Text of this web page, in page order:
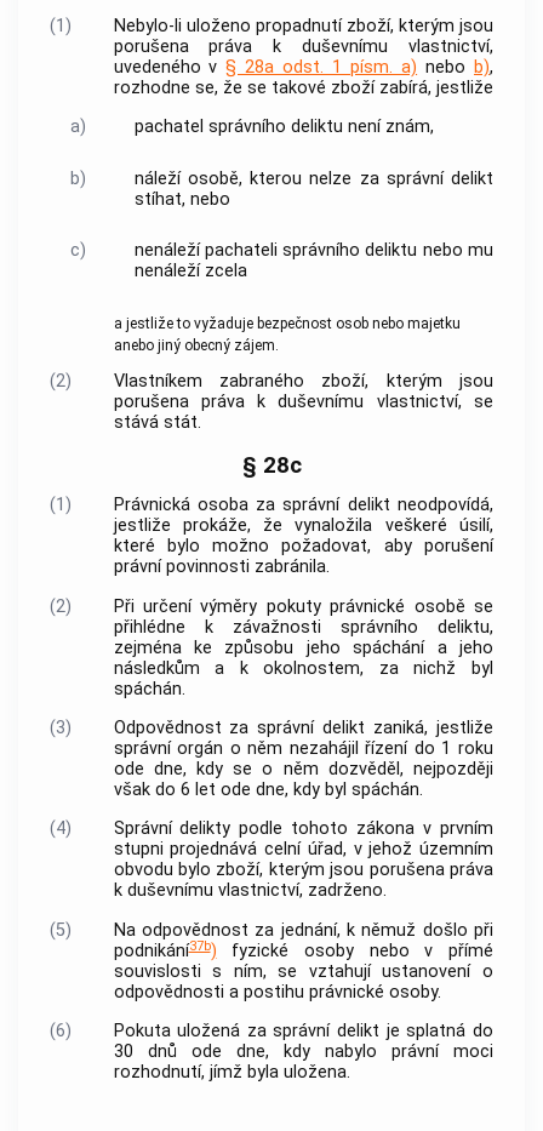
(1)
Nebylo-li uloženo propadnutí zboží, kterým jsou
porušena práva k duševnímu vlastnictví,
uvedeného v§ 28a odst. 1 písm. a) nebo b),
rozhodne se, že se takové zboží zabírá, jestliže
a)
pachatel správního deliktu není znám,
b)
náleží osobě, kterou nelze za správní delikt
stíhat, nebo
c)
nenáleží pachateli správního deliktu nebo mu
nenáleží zcela
a jestliže to vyžaduje bezpečnost osob nebo majetku
anebo jiný obecný zájem.
(2)
Vlastníkem zabraného zboží, kterým jsou
porušena práva k duševnímu vlastnictví, se
stává stát.
§ 28c
(1)
Právnická osoba za správní delikt neodpovídá,
jestliže prokáže, že vynaložila veškeré úsilí,
které bylo možno požadovat, aby porušení
právní povinnosti zabránila.
(2)
Při určení výměry pokuty právnické osobě se
přihlédne k závažnosti správního deliktu,
zejména ke způsobu jeho spáchání a jeho
následkům a k okolnostem, za nichž byl
spáchán.
(3)
Odpovědnost za správní delikt zaniká, jestliže
správní orgán o něm nezahájil řízení do 1 roku
ode dne, kdy se o něm dozvěděl, nejpozději
však do 6 let ode dne, kdy byl spáchán.
(4)
Správní delikty podle tohoto zákona v prvním
stupni projednává celní úřad, v jehož územním
obvodu bylo zboží, kterým jsou porušena práva
k duševnímu vlastnictví, zadrženo.
(5)
Na odpovědnost za jednání, k němuž došlo při
podnikání37b) fyzické osoby nebo v přímé
souvislosti s ním, se vztahují ustanovení o
odpovědnosti a postihu právnické osoby.
(6)
Pokuta uložená za správní delikt je splatná do
30 dnů ode dne, kdy nabylo právní moci
rozhodnutí, jímž byla uložena.